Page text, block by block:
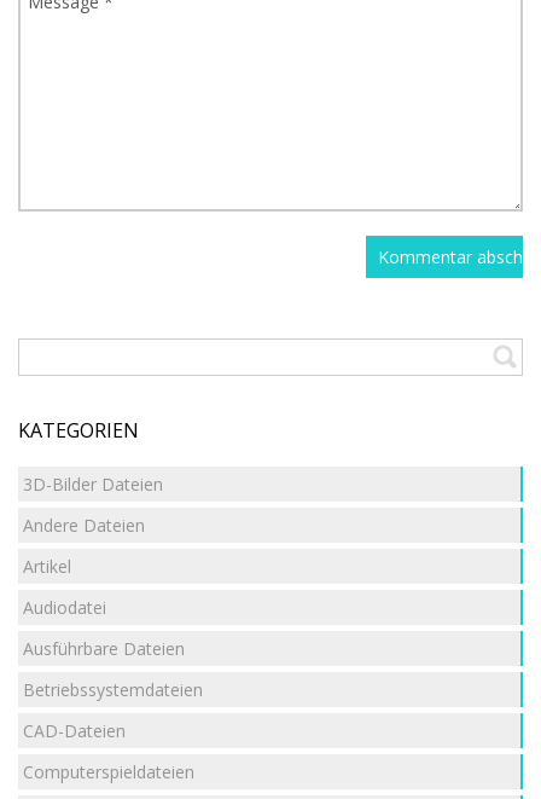
KATEGORIEN
3D-Bilder Dateien
Andere Dateien
Artikel
Audiodatei
Ausführbare Dateien
Betriebssystemdateien
CAD-Dateien
Computerspieldateien